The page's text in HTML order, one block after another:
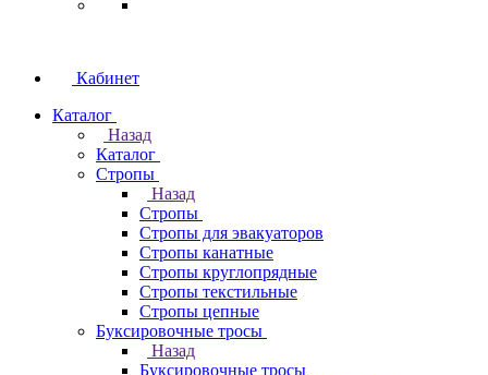
Кабинет
Каталог
Назад
Каталог
Стропы
Назад
Стропы
Стропы для эвакуаторов
Стропы канатные
Стропы круглопрядные
Стропы текстильные
Стропы цепные
Буксировочные тросы
Назад
Буксировочные тросы